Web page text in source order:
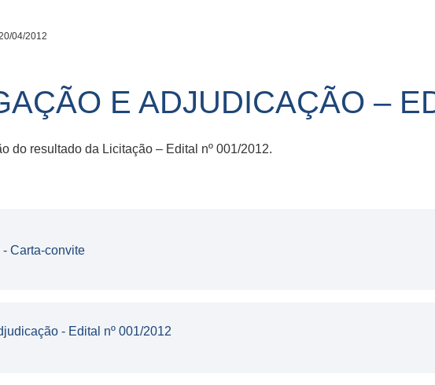
04/2012
E ADJUDICAÇÃO –
do resultado da Licitação – Edital nº 001/2012.
- Carta-convite
- Edital nº 001/2012